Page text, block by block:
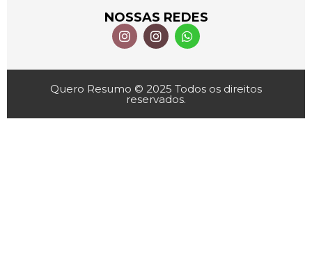
NOSSAS REDES
Quero Resumo © 2025 Todos os direitos
reservados.